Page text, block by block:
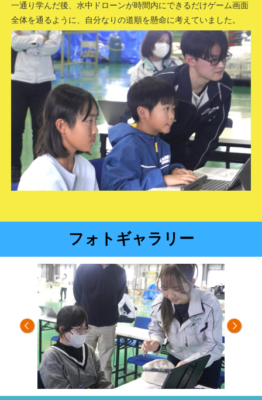
一通り学んだ後、水中ドローンが時間内にできるだけゲーム画面
全体を通るように、自分なりの道順を懸命に考えていました。
フォトギャラリー